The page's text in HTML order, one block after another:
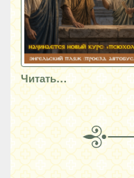
Читать…